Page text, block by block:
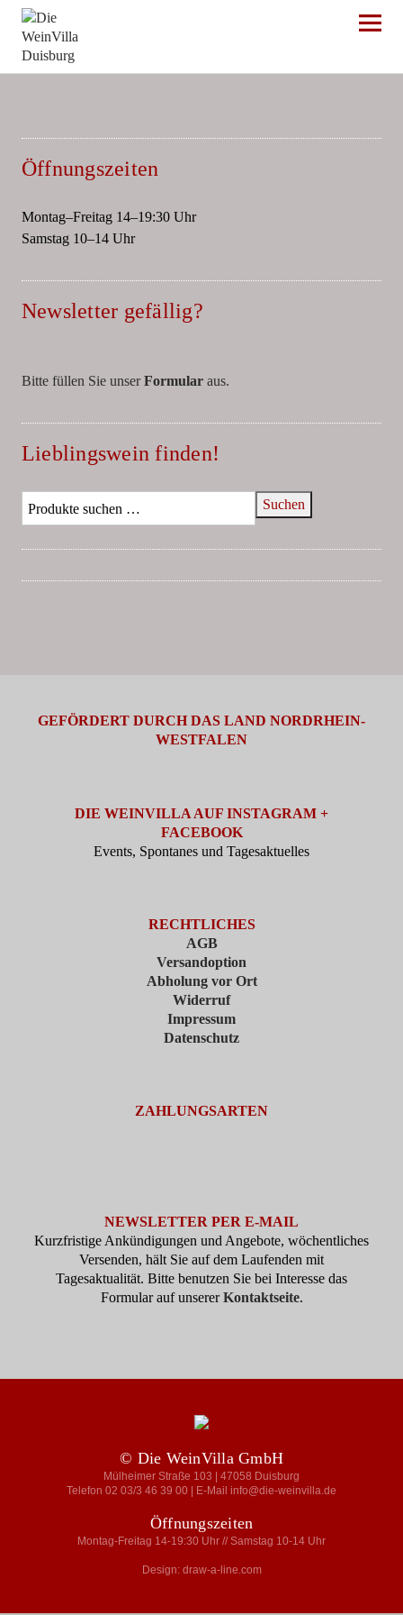
Die WeinVilla Duisburg
Öffnungszeiten
Montag–Freitag 14–19:30 Uhr
Samstag 10–14 Uhr
Newsletter gefällig?
Bitte füllen Sie unserFormularaus.
Lieblingswein finden!
Suchen
GEFÖRDERT DURCH DAS LAND NORDRHEIN-
WESTFALEN
DIE WEINVILLA AUF INSTAGRAM +
FACEBOOK
Events, Spontanes und Tagesaktuelles
RECHTLICHES
AGB
Versandoption
Abholung vor Ort
Widerruf
Impressum
Datenschutz
ZAHLUNGSARTEN
NEWSLETTER PER E-MAIL
Kurzfristige Ankündigungen und Angebote, wöchentliches
Versenden, hält Sie auf dem Laufenden mit
Tagesaktualität. Bitte benutzen Sie bei Interesse das
Formular auf unsererKontaktseite.
© Die WeinVilla GmbH
Mülheimer Straße 103 | 47058 Duisburg
Telefon 02 03/3 46 39 00 | E-Mail info@die-weinvilla.de
Öffnungszeiten
Montag-Freitag 14-19:30 Uhr // Samstag 10-14 Uhr
Design: draw-a-line.com